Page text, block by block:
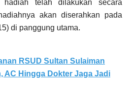
hadiah telah dilakukan secara
akan diserahkan pada
di panggung utama.
RSUD Sultan Sulaiman
AC Hingga Dokter Jaga Jadi